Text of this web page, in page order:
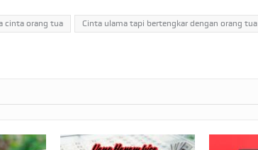
cinta orang tua Cinta ulama tapi bertengkar dengan orang tua